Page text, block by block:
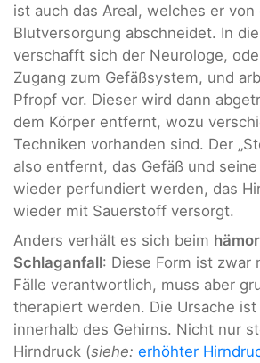
ist auch das Areal, welches er von
Blutversorgung abschneidet. In
verschafft sich der Neurologe,
Zugang zum Gefäßsystem, und
Pfropf vor. Dieser wird dann
dem Körper entfernt, wozu
Techniken vorhanden sind. Der
also entfernt, das Gefäß und
wieder perfundiert werden, das
wieder mit Sauerstoff versorgt.
Anders verhält es sich beim
Schlaganfall: Diese Form ist zwar
Fälle verantwortlich, muss aber
therapiert werden. Die Ursache
innerhalb des Gehirns. Nicht nur
Hirndruck (siehe: erhöhter